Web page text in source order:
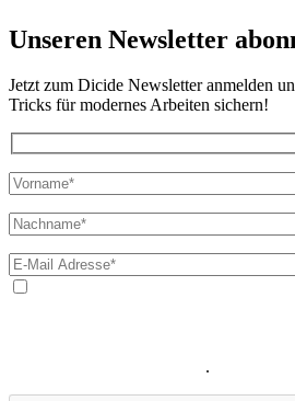
Unseren Newsletter
Jetzt zum Dicide Newsletter anmelden
Tricks für modernes Arbeiten sichern!
.